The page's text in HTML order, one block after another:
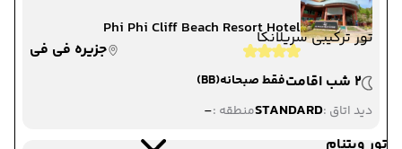
تور ترکیبی سریلانکاPhi Phi Cliff Beach Resort Hotel
جزیره فی فی
2 شب اقامت
فقط صبحانه(BB)
دید اتاق :STANDARDمنطقه :-